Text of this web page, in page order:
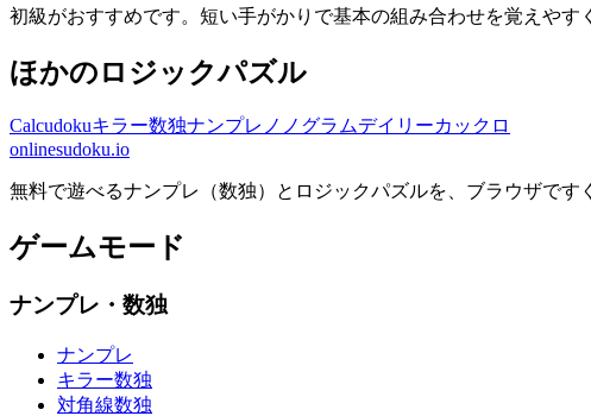
初級がおすすめです。短い手がかりで基本の組み合わせを覚えやす
ほかのロジックパズル
Calcudokuキラー数独ナンプレ ノノグラムデイリーカックロ
onlinesudoku.io
無料で遊べるナンプレ（数独）とロジックパズルを、ブラウザで
ゲームモード
ナンプレ・数独
ナンプレ
キラー数独
対角線数独